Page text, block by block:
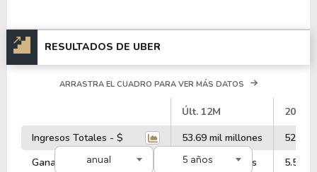
RESULTADOS DE UBER
anual 5 años
ARRASTRA EL CUADRO PARA VER MÁS DATOS
Últ. 12M
2025
Ingresos Totales - $
53.69 mil millones
52.02
Ganancia Operativa - $
6.26 mil millones
5.57